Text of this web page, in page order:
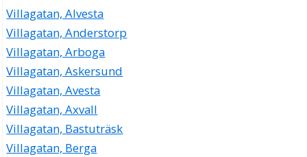
Villagatan, Alvesta
Villagatan, Anderstorp
Villagatan, Arboga
Villagatan, Askersund
Villagatan, Avesta
Villagatan, Axvall
Villagatan, Bastuträsk
Villagatan, Berga